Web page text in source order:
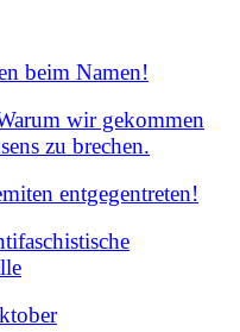
beim Namen!
wir gekommen
zu brechen.
entgegentreten!